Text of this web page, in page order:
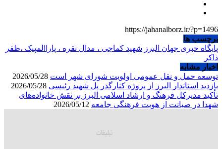
https://jahanalborz.ir/?p=1496
برچسب ها
پایگاه خبری جهان البرز شهید کماجی ، مدال نقره ، پاراالمپیک ،ظفر
ذاکر
اخبار مشابه
توسعه حمل و نقل عمومی اولویت شورای شهر است
بازدید استاندار البرز از پروژه کنارگذر پل شهید رئیسی
تأکید مدیرکل فرهنگ و ارشاد اسلامی البرز بر نقش خانواده‌های
شهدا در صیانت از هویت فرهنگی جامعه